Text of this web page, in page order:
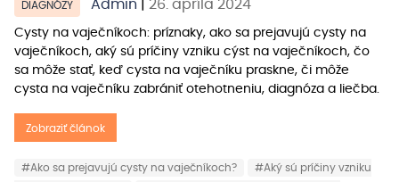
DIAGNÓZY Admin 26. apríla 2024
Cysty na vaječníkoch: príznaky, ako sa prejavujú cysty na
vaječníkoch, aký sú príčiny vzniku cýst na vaječníkoch, čo
sa môže stať, keď cysta na vaječníku praskne, či môže
cysta na vaječníku zabrániť otehotneniu, diagnóza a liečba.
Zobraziť článok
#Ako sa prejavujú cysty na vaječníkoch?
#Aký sú príčiny vzniku